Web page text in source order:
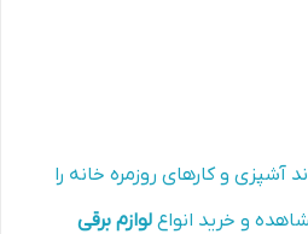
آشپزی و کارهای روزمره خانه را
و خرید انواع لوازم برقی